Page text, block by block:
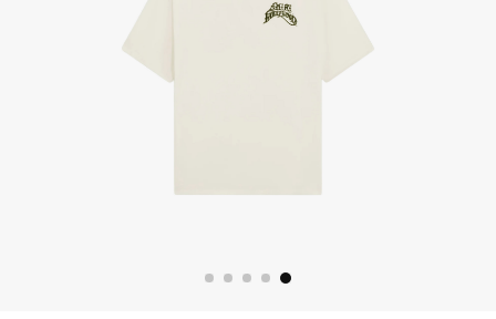
مزيد من التخفيضات